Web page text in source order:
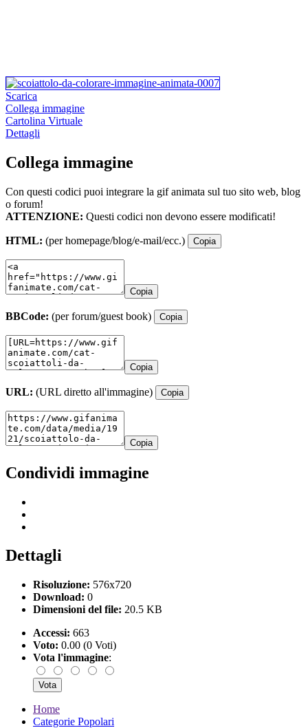
Scarica
Collega immagine
Cartolina Virtuale
Dettagli
Collega immagine
Con questi codici puoi integrare la gif animata sul tuo sito web, blog
o forum!
ATTENZIONE: Questi codici non devono essere modificati!
HTML: (per homepage/blog/e-mail/ecc.) Copia
Copia
BBCode: (per forum/guest book) Copia
Copia
URL: (URL diretto all'immagine) Copia
Copia
Condividi immagine
Dettagli
Risoluzione: 576x720
Download: 0
Dimensioni del file: 20.5 KB
Accessi: 663
Voto: 0.00 (0 Voti)
Vota l'immagine:
Home
Categorie Popolari